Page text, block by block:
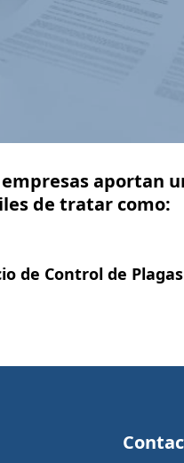
aportan
de tratar como:
de Control de Plagas